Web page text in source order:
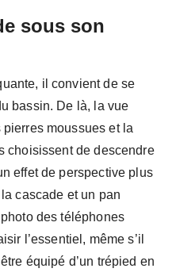
sous son
il convient de se
bassin. De là, la vue
pierres moussues et la
choisissent de descendre
effet de perspective plus
cascade et un pan
des téléphones
l’essentiel, même s’il
équipé d’un trépied en